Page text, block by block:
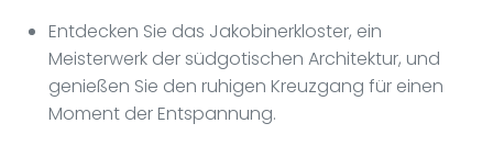
Entdecken Sie das Jakobinerkloster, ein
Meisterwerk der südgotischen Architektur, und
genießen Sie den ruhigen Kreuzgang für einen
Moment der Entspannung.